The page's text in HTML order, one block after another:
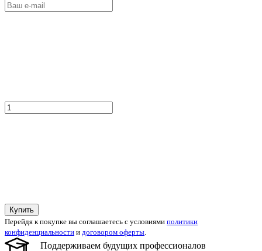
Купить
Перейдя к покупке вы соглашаетесь с условиями политики
конфиденциальности и договором оферты.
Поддерживаем будущих профессионалов